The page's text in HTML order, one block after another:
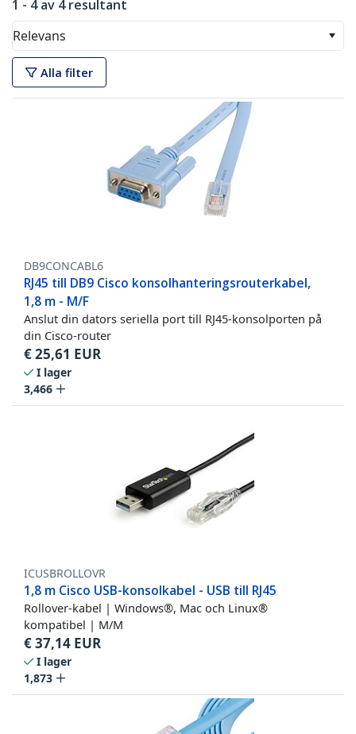
1 - 4 av 4 resultant
Relevans
Alla filter
DB9CONCABL6
RJ45 till DB9 Cisco konsolhanteringsrouterkabel,
1,8 m - M/F
Anslut din dators seriella port till RJ45-konsolporten på
din Cisco-router
€25,61 EUR
I lager
3,466
ICUSBROLLOVR
1,8 m Cisco USB-konsolkabel - USB till RJ45
Rollover-kabel | Windows®, Mac och Linux®
kompatibel | M/M
€37,14 EUR
I lager
1,873